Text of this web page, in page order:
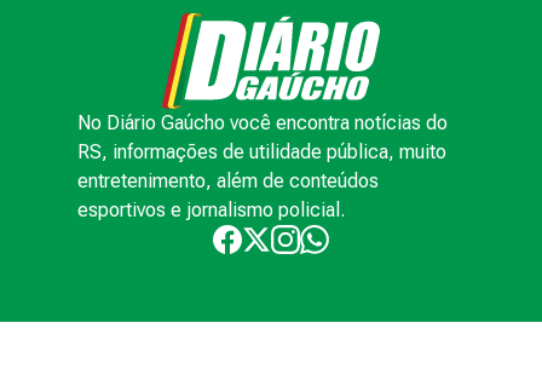
No Diário Gaúcho você encontra notícias do
RS, informações de utilidade pública, muito
entretenimento, além de conteúdos
esportivos e jornalismo policial.